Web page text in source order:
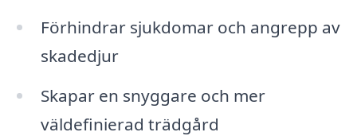
Förhindrar sjukdomar och angrepp av
skadedjur
Skapar en snyggare och mer
väldefinierad trädgård